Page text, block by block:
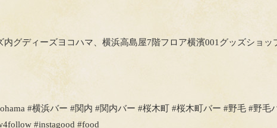
グディーズヨコハマ、横浜高島屋7階フロア横濱001グッズショッ
#横浜バー #関内 #関内バー #桜木町 #桜木町バー #野毛 #野毛
#instagood #food